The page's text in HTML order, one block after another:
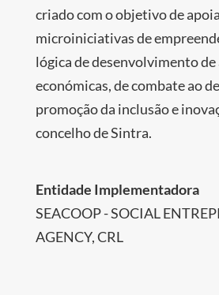
criado com o objetivo de
microiniciativas de
lógica de desenvolvimento
económicas, de combate ao
promoção da inclusão e
concelho de Sintra.
Entidade Implementadora
SEACOOP - SOCIAL
AGENCY, CRL